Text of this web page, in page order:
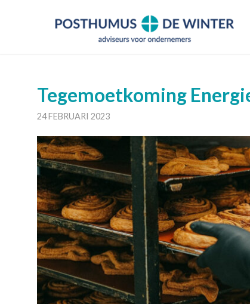
Tegemoetkoming
24 FEBRUARI 2023